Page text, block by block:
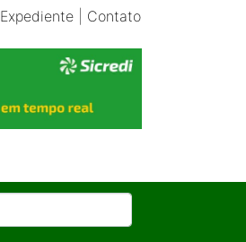
Expediente| Contato